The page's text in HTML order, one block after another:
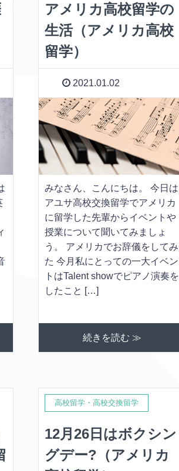
アメリカ高校留学の
生活（アメリカ高校
留学）
2021.01.02
みなさん、こんにちは。 今日は
アユサ高校交換留学でアメリカ
に留学した先輩からイベントや
授業について聞いてみましょ
う。 アメリカでお辞儀をしてみ
た 今月私にとっての一大イベン
トはTalent showでピアノ演奏を
したこと […]
続きを読む ≫
高校留学・高校交換留学
12月26日はボクシン
グデー?（アメリカ